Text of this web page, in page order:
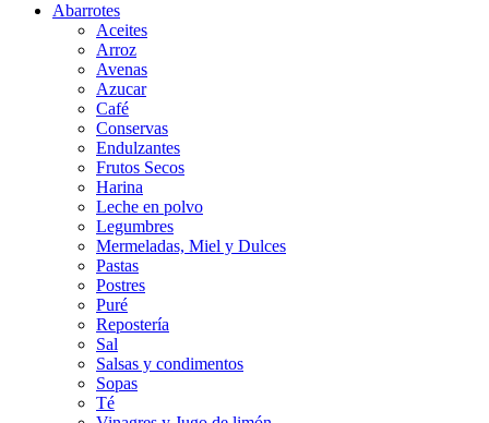
Abarrotes
Aceites
Arroz
Avenas
Azucar
Café
Conservas
Endulzantes
Frutos Secos
Harina
Leche en polvo
Legumbres
Mermeladas, Miel y Dulces
Pastas
Postres
Puré
Repostería
Sal
Salsas y condimentos
Sopas
Té